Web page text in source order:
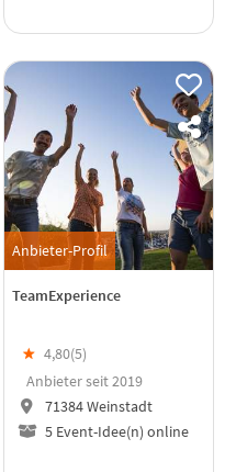
Anbieter-Profil
TeamExperience
★ 4,80(5)
Anbieter seit 2019
71384 Weinstadt
5 Event-Idee(n) online